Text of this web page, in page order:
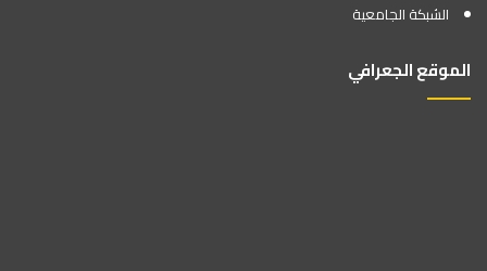
الشبكة الجامعية
الموقع الجعرافي